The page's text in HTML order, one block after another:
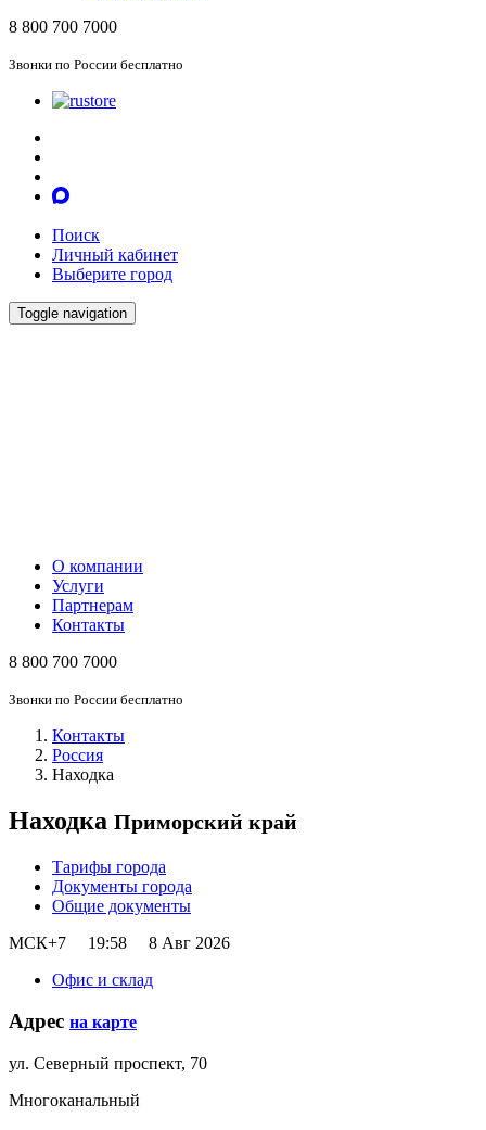
8 800 700 7000
Звонки по России бесплатно
Поиск
Личный кабинет
Выберите город
Toggle navigation
О компании
Услуги
Партнерам
Контакты
8 800 700 7000
Звонки по России бесплатно
Контакты
Россия
Находка
Находка Приморский край
Тарифы города
Документы города
Общие документы
МСК+7
19:58
8 Авг 2026
Офис и склад
Адрес на карте
ул. Северный проспект, 70
Многоканальный